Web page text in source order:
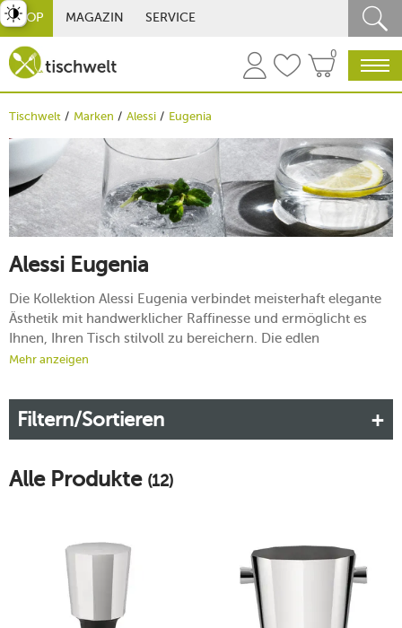
SHOP MAGAZIN SERVICE
0
Tischwelt Marken Alessi Eugenia
Alessi Eugenia
Die Kollektion Alessi Eugenia verbindet meisterhaft elegante
Ästhetik mit handwerklicher Raffinesse und ermöglicht es
Ihnen, Ihren Tisch stilvoll zu bereichern. Die edlen
Kristallgläser aus dieser Serie umgibt sowohl in modernen als
italienischem Charme. Die Kollektion zeichnet sich durch ihre
klaren Linien und die subtile, doch ausdrucksstarke
Formensprache aus.Mehr erfahren!
Mehr anzeigen
Filtern/Sortieren
Alle Produkte (12)
umschalten